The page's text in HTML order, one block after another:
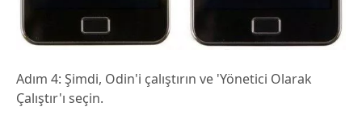
Adım 4: Şimdi, Odin'i çalıştırın ve 'Yönetici Olarak
Çalıştır'ı seçin.